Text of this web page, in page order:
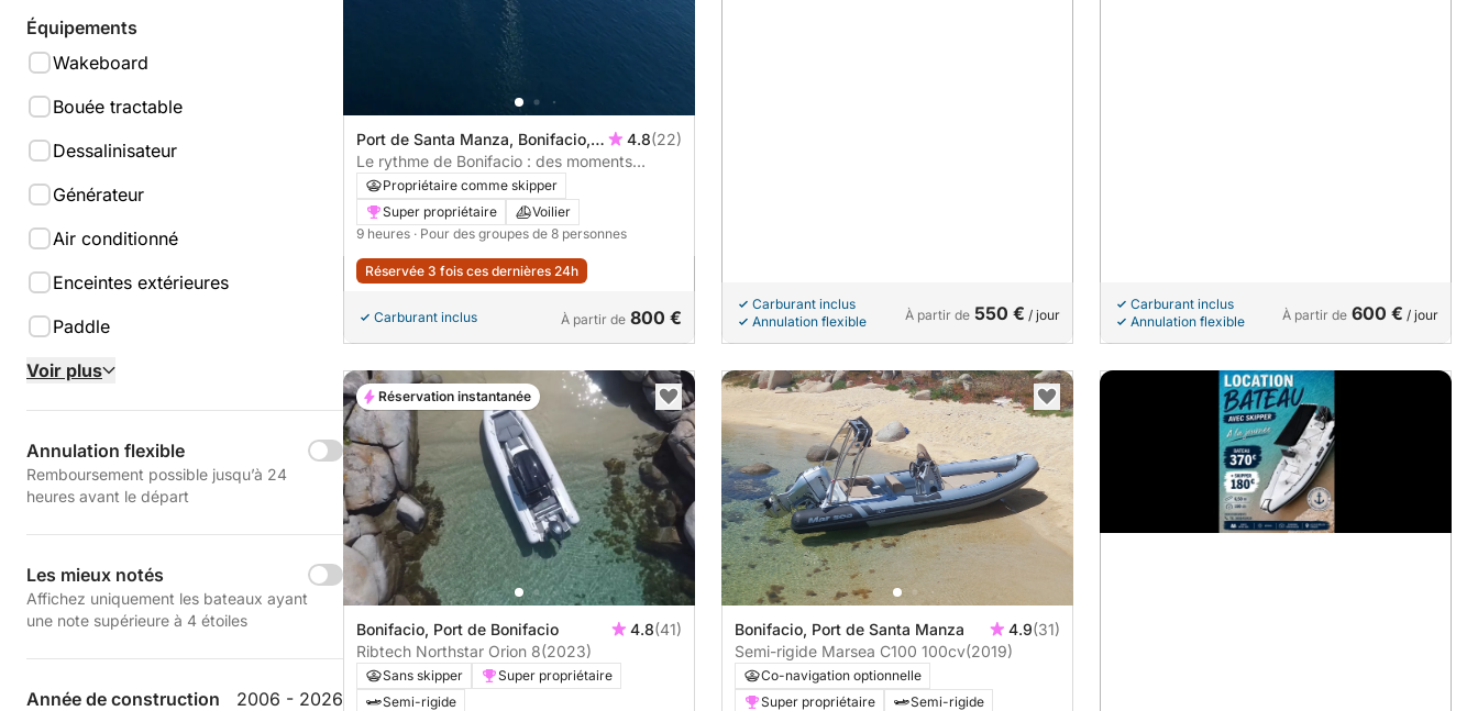
Équipements
Wakeboard
Bouée tractable
Dessalinisateur
Générateur
Air conditionné
Enceintes extérieures
Paddle
Voir plus
Annulation flexible
Remboursement possible jusqu’à 24
heures avant le départ
Les mieux notés
Affichez uniquement les bateaux ayant
une note supérieure à 4 étoiles
Année de construction 2006 - 2026
Port de Santa Manza, Bonifacio,
France
4.8(22)
Le rythme de Bonifacio : des moments
inoubliables sur un voilier
Propriétaire comme skipper
Super propriétaire
Voilier
9 heures · Pour des groupes de 8 personnes
Réservée 3 fois ces dernières 24h
Carburant inclus À partir de 800 €
Carburant inclus
Annulation flexible
À partir de 550 € / jour
Carburant inclus
Annulation flexible
À partir de 600 € / jour
Bonifacio, Port de Bonifacio 4.8(41)
Ribtech Northstar Orion 8(2023)
Sans skipper
Super propriétaire
Semi-rigide
Réservation instantanée
Bonifacio, Port de Santa Manza 4.9(31)
Semi-rigide Marsea C100 100cv(2019)
Co-navigation optionnelle
Super propriétaire
Semi-rigide